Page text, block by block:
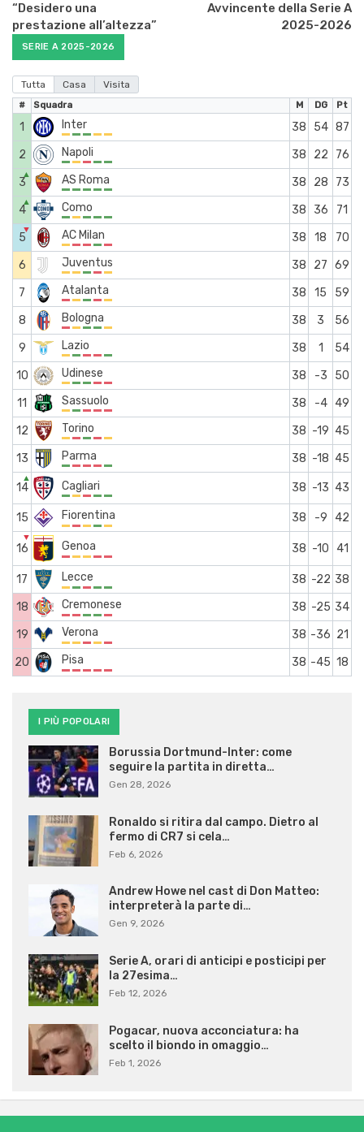
“Desidero una
prestazione all’altezza”
Avvincente della Serie A
2025-2026
SERIE A 2025-2026
Tutta Casa Visita
# Squadra M DG Pt
1 Inter 38 54 87
2
Napoli 38 22
76
3
▲ AS Roma 38 28
73
4
▲ Como 38 36
71
5
▼ AC Milan 38 18
70
6
Juventus 38 27 69
7
Atalanta 38 15
59
8
Bologna 38 3
56
9
Lazio 38 1
54
10
Udinese 38 -3
50
11
Sassuolo 38 -4
49
12
Torino 38 -19 45
13
Parma 38 -18 45
14
▲
Cagliari 38 -13 43
15 Fiorentina 38 -9 42
16
▼
Genoa 38 -10 41
17 Lecce 38 -22 38
18
Cremonese 38 -25 34
19
Verona 38 -36 21
20
Pisa 38 -45 18
I PIÙ POPOLARI
Borussia Dortmund-Inter: come
seguire la partita in diretta…
Gen 28, 2026
Ronaldo si ritira dal campo. Dietro al
fermo di CR7 si cela…
Feb 6, 2026
Andrew Howe nel cast di Don Matteo:
interpreterà la parte di…
Gen 9, 2026
Serie A, orari di anticipi e posticipi per
la 27esima…
Feb 12, 2026
Pogacar, nuova acconciatura: ha
scelto il biondo in omaggio…
Feb 1, 2026